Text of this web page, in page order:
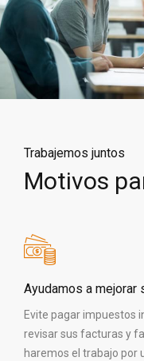
Trabajemos juntos
Motivos
Ayudamos a mejorar
Evite pagar impuestos
revisar sus facturas y
haremos el trabajo por